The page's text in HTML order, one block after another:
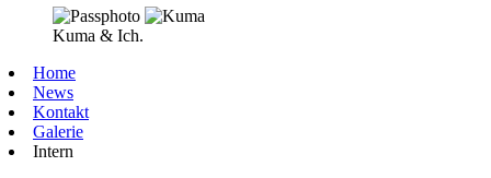
Kuma & Ich.
Home
News
Kontakt
Galerie
Intern